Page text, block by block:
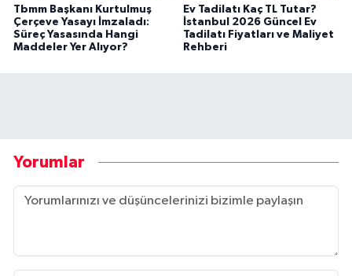
Tbmm Başkanı Kurtulmuş
Çerçeve Yasayı İmzaladı:
Süreç Yasasında Hangi
Maddeler Yer Alıyor?
Ev Tadilatı Kaç TL Tutar?
İstanbul 2026 Güncel Ev
Tadilatı Fiyatları ve Maliyet
Rehberi
Yorumlar